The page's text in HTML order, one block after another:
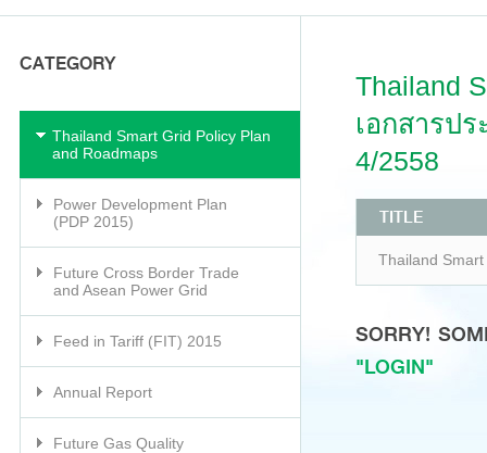
CATEGORY
Thailand Smart Grid Policy Plan
and Roadmaps
Power Development Plan
(PDP 2015)
Future Cross Border Trade
and Asean Power Grid
Feed in Tariff (FIT) 2015
Annual Report
Future Gas Quality
Thailand
เอกสารป
4/2558
TITLE
Thailand
SORRY!
"LOGIN"